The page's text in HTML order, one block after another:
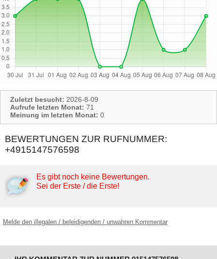
Zuletzt besucht: 2026-8-09
Aufrufe letzten Monat: 71
Meinung im letzten Monat: 0
BEWERTUNGEN ZUR RUFNUMMER:
+4915147576598
Es gibt noch keine Bewertungen.
Sei der Erste / die Erste!
Melde den illegalen / beleidigenden / unwahren Kommentar